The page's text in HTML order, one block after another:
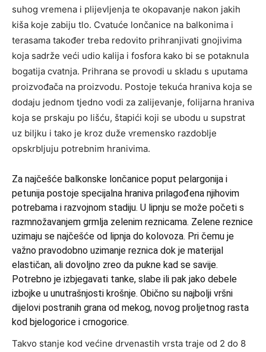
suhog vremena i plijevljenja te okopavanje nakon jakih
kiša koje zabiju tlo. Cvatuće lončanice na balkonima i
terasama također treba redovito prihranjivati gnojivima
koja sadrže veći udio kalija i fosfora kako bi se potaknula
bogatija cvatnja. Prihrana se provodi u skladu s uputama
proizvođača na proizvodu. Postoje tekuća hraniva koja se
dodaju jednom tjedno vodi za zalijevanje, folijarna hraniva
koja se prskaju po lišću, štapići koji se ubodu u supstrat
uz biljku i tako je kroz duže vremensko razdoblje
opskrbljuju potrebnim hranivima.
Za najčešće balkonske lončanice poput pelargonija i
petunija postoje specijalna hraniva prilagođena njihovim
potrebama i razvojnom stadiju. U lipnju se može početi s
razmnožavanjem grmlja zelenim reznicama. Zelene reznice
uzimaju se najčešće od lipnja do kolovoza. Pri čemu je
važno pravodobno uzimanje reznica dok je materijal
elastičan, ali dovoljno zreo da pukne kad se savije.
Potrebno je izbjegavati tanke, slabe ili pak jako debele
izbojke u unutrašnjosti krošnje. Obično su najbolji vršni
dijelovi postranih grana od mekog, novog proljetnog rasta
kod bjelogorice i crnogorice.
Takvo stanje kod većine drvenastih vrsta traje od 2 do 8